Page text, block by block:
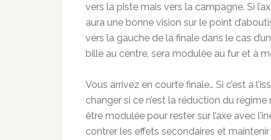
vers la piste mais vers la campagne. Si
aura une bonne vision sur le point
vers la gauche de la finale dans le cas
bille au centre, sera modulée au fur et à
Vous arrivez en courte finale… Si c’est à
changer si ce n’est la réduction du
être modulée pour rester sur l’axe avec
contrer les effets secondaires et maintenir